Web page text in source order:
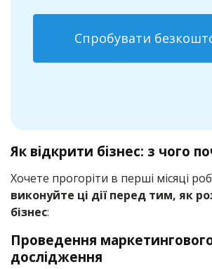
Спробувати
Як відкрити бізнес: з чого
Хочете прогоріти в перші місяці
виконуйте ці дії перед тим, як
бізнес:
Проведення
дослідження